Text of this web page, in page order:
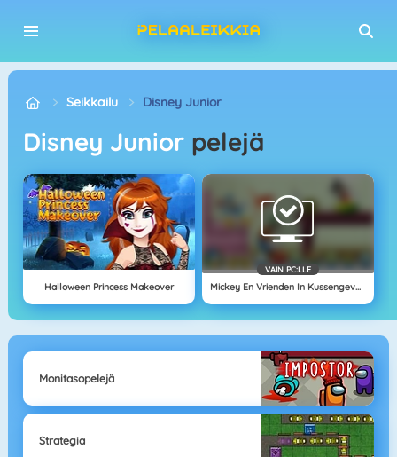
Seikkailu Disney Junior
Disney Junior pelejä
Halloween Princess Makeover
VAIN PC:LLE
Mickey En Vrienden In Kussengevecht
Monitasopelejä
Strategia